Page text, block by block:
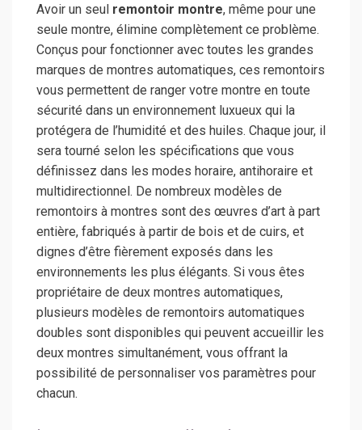
Avoir un seul remontoir montre, même pour une
seule montre, élimine complètement ce problème.
Conçus pour fonctionner avec toutes les grandes
marques de montres automatiques, ces remontoirs
vous permettent de ranger votre montre en toute
sécurité dans un environnement luxueux qui la
protégera de l’humidité et des huiles. Chaque jour, il
sera tourné selon les spécifications que vous
définissez dans les modes horaire, antihoraire et
multidirectionnel. De nombreux modèles de
remontoirs à montres sont des œuvres d’art à part
entière, fabriqués à partir de bois et de cuirs, et
dignes d’être fièrement exposés dans les
environnements les plus élégants. Si vous êtes
propriétaire de deux montres automatiques,
plusieurs modèles de remontoirs automatiques
doubles sont disponibles qui peuvent accueillir les
deux montres simultanément, vous offrant la
possibilité de personnaliser vos paramètres pour
chacun.